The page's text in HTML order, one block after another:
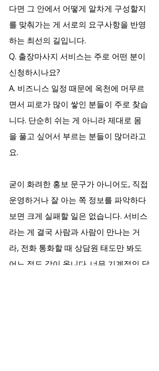
다면 그 안에서 어떻게 알차게 구성할지
를 맞춰가는 게 서로의 요구사항을 반영
하는 최선의 길입니다.
Q. 출장마사지 서비스는 주로 어떤 분이
신청하시나요?
A. 비즈니스 일정 때문에 옥천에 머무르
면서 피로가 많이 쌓인 분들이 주로 찾습
니다. 단순히 쉬는 게 아니라 제대로 몸
을 풀고 싶어서 부르는 분들이 많더라고
요.
굳이 화려한 홍보 문구가 아니어도, 직접
운영하거나 잘 아는 쪽 정보를 파악하다
보면 크게 실패할 일은 없습니다. 서비스
라는 게 결국 사람과 사람이 만나는 거
라, 전화 통화할 때 상담원 태도만 봐도
어느 정도 감이 옵니다. 너무 기계적인 답